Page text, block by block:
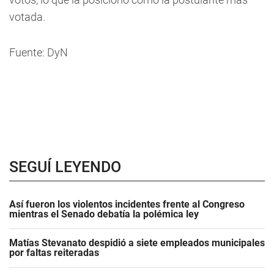
votada.
Fuente: DyN
SEGUÍ LEYENDO
Así fueron los violentos incidentes frente al Congreso
mientras el Senado debatía la polémica ley
Matías Stevanato despidió a siete empleados municipales
por faltas reiteradas